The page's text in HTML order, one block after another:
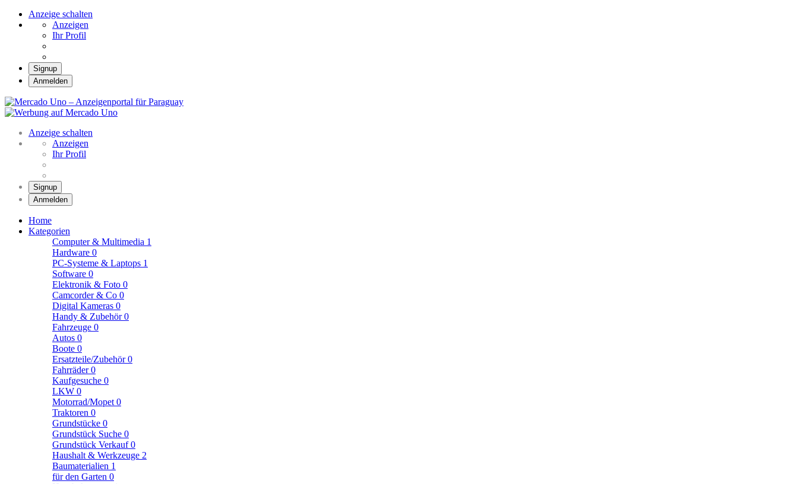
Anzeige schalten
Anzeigen
Ihr Profil
Signup
Anmelden
Anzeige schalten
Anzeigen
Ihr Profil
Signup
Anmelden
Home
Kategorien
Computer & Multimedia 1
Hardware 0
PC-Systeme & Laptops 1
Software 0
Elektronik & Foto 0
Camcorder & Co 0
Digital Kameras 0
Handy & Zubehör0
Fahrzeuge 0
Autos 0
Boote 0
Ersatzteile/Zubehör0
Fahrräder0
Kaufgesuche 0
LKW 0
Motorrad/Mopet 0
Traktoren 0
Grundstücke 0
Grundstück Suche 0
Grundstück Verkauf0
Haushalt & Werkzeuge 2
Baumaterialien 1
für den Garten 0